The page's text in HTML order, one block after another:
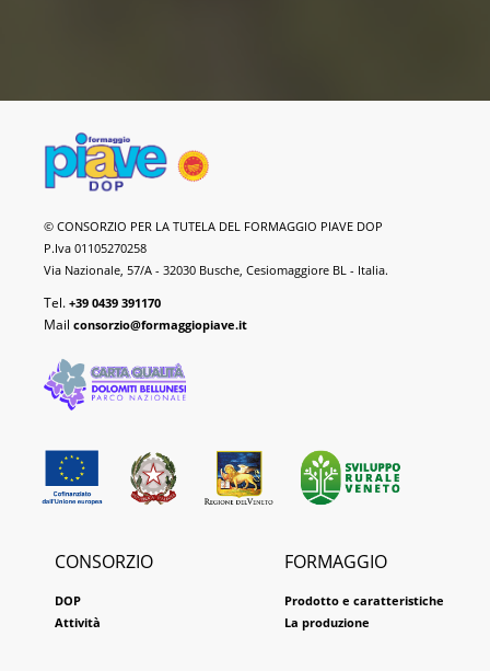
Formaggio
Piave
DOP
© CONSORZIO PER LA TUTELA DEL FORMAGGIO PIAVE DOP
P.Iva 01105270258
Via Nazionale, 57/A - 32030 Busche, Cesiomaggiore BL - Italia.
Tel. +39 0439 391170
Mail consorzio@formaggiopiave.it
CONSORZIO
DOP
Attività
FORMAGGIO
Prodotto e caratteristiche
La produzione